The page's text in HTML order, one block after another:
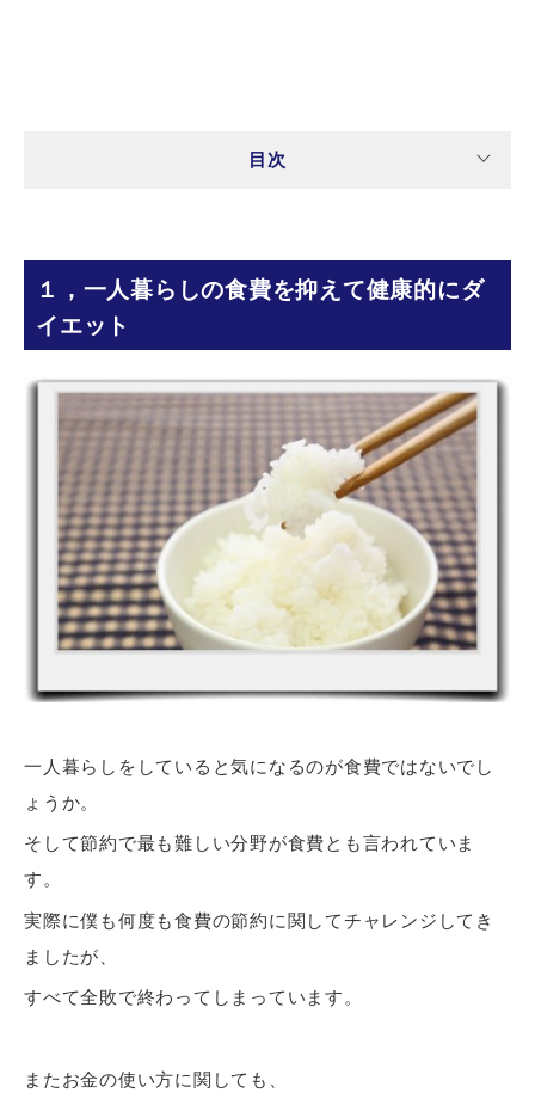
目次
１，一人暮らしの食費を抑えて健康的にダ
イエット
一人暮らしをしていると気になるのが食費ではないでし
ょうか。
そして節約で最も難しい分野が食費とも言われていま
す。
実際に僕も何度も食費の節約に関してチャレンジしてき
ましたが、
すべて全敗で終わってしまっています。
またお金の使い方に関しても、